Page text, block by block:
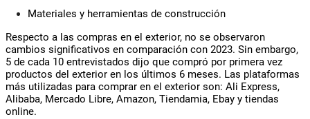
Materiales y herramientas de construcción
Respecto a las compras en el exterior, no se observaron
cambios significativos en comparación con 2023. Sin embargo,
5 de cada 10 entrevistados dijo que compró por primera vez
productos del exterior en los últimos 6 meses. Las plataformas
más utilizadas para comprar en el exterior son: Ali Express,
Alibaba, Mercado Libre, Amazon, Tiendamia, Ebay y tiendas
online.